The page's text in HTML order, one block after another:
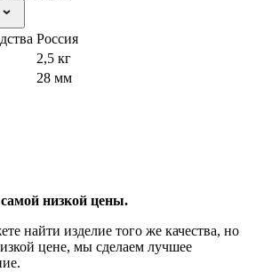
Россия
2,5 кг
28 мм
низкой цены.
найти изделие того же качества, но
цене, мы сделаем лучшее